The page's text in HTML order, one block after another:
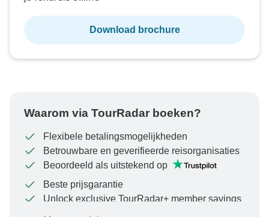
Download brochure
Waarom via TourRadar boeken?
Flexibele betalingsmogelijkheden
Betrouwbare en geverifieerde reisorganisaties
Beoordeeld als uitstekend op
Beste prijsgarantie
Unlock exclusive TourRadar+ member savings